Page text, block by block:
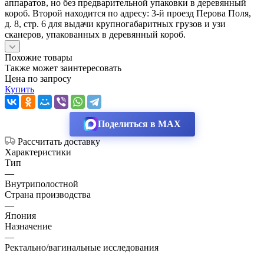
аппаратов, но без предварительной упаковки в деревянный
короб. Второй находится по адресу: 3-й проезд Перова Поля,
д. 8, стр. 6 для выдачи крупногабаритных грузов и узи
сканеров, упакованных в деревянный короб.
Похожие товары
Также может заинтересовать
Цена по запросу
Купить
Поделиться в MAX
Рассчитать доставку
Характеристики
Тип
—
Внутриполостной
Страна производства
—
Япония
Назначение
—
Ректально/вагинальные исследования